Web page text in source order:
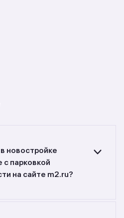
новостройке
парковкой
на сайте m2.ru?